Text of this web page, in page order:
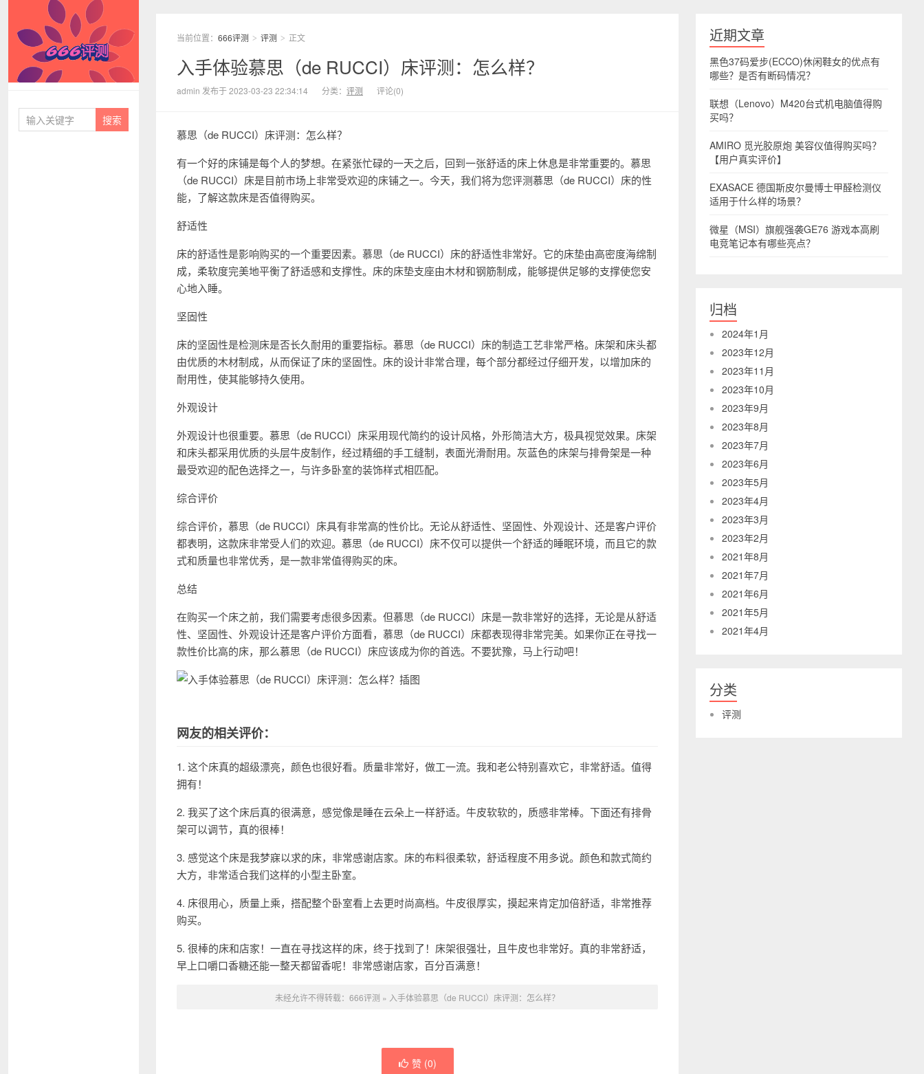
当前位置： 666评测 > 评测 > 正文
入手体验慕思（de RUCCI）床评测：怎么样？
admin 发布于 2023-03-23 22:34:14 分类： 评测 评论(0)
慕思（de RUCCI）床评测：怎么样？
有一个好的床铺是每个人的梦想。在紧张忙碌的一天之后，回到一张舒适的床上休息是非常重要的。慕思
（de RUCCI）床是目前市场上非常受欢迎的床铺之一。今天，我们将为您评测慕思（de RUCCI）床的性
能，了解这款床是否值得购买。
舒适性
床的舒适性是影响购买的一个重要因素。慕思（de RUCCI）床的舒适性非常好。它的床垫由高密度海绵制
成，柔软度完美地平衡了舒适感和支撑性。床的床垫支座由木材和钢筋制成，能够提供足够的支撑使您安
心地入睡。
坚固性
床的坚固性是检测床是否长久耐用的重要指标。慕思（de RUCCI）床的制造工艺非常严格。床架和床头都
由优质的木材制成，从而保证了床的坚固性。床的设计非常合理，每个部分都经过仔细开发，以增加床的
耐用性，使其能够持久使用。
外观设计
外观设计也很重要。慕思（de RUCCI）床采用现代简约的设计风格，外形简洁大方，极具视觉效果。床架
和床头都采用优质的头层牛皮制作，经过精细的手工缝制，表面光滑耐用。灰蓝色的床架与排骨架是一种
最受欢迎的配色选择之一，与许多卧室的装饰样式相匹配。
综合评价
综合评价，慕思（de RUCCI）床具有非常高的性价比。无论从舒适性、坚固性、外观设计、还是客户评价
都表明，这款床非常受人们的欢迎。慕思（de RUCCI）床不仅可以提供一个舒适的睡眠环境，而且它的款
式和质量也非常优秀，是一款非常值得购买的床。
总结
在购买一个床之前，我们需要考虑很多因素。但慕思（de RUCCI）床是一款非常好的选择，无论是从舒适
性、坚固性、外观设计还是客户评价方面看，慕思（de RUCCI）床都表现得非常完美。如果你正在寻找一
款性价比高的床，那么慕思（de RUCCI）床应该成为你的首选。不要犹豫，马上行动吧！
网友的相关评价：
1. 这个床真的超级漂亮，颜色也很好看。质量非常好，做工一流。我和老公特别喜欢它，非常舒适。值得
拥有！
2. 我买了这个床后真的很满意，感觉像是睡在云朵上一样舒适。牛皮软软的，质感非常棒。下面还有排骨
架可以调节，真的很棒！
3. 感觉这个床是我梦寐以求的床，非常感谢店家。床的布料很柔软，舒适程度不用多说。颜色和款式简约
大方，非常适合我们这样的小型主卧室。
4. 床很用心，质量上乘，搭配整个卧室看上去更时尚高档。牛皮很厚实，摸起来肯定加倍舒适，非常推荐
购买。
5. 很棒的床和店家！一直在寻找这样的床，终于找到了！床架很强壮，且牛皮也非常好。真的非常舒适，
早上口嚼口香糖还能一整天都留香呢！非常感谢店家，百分百满意！
未经允许不得转载： 666评测 » 入手体验慕思（de RUCCI）床评测：怎么样？
赞 (0)
近期文章
黑色37码爱步(ECCO)休闲鞋女的优点有
哪些？是否有断码情况？
联想（Lenovo）M420台式机电脑值得购
买吗？
AMIRO 觅光胶原炮 美容仪值得购买吗？
【用户真实评价】
EXASACE 德国斯皮尔曼博士甲醛检测仪
适用于什么样的场景？
微星（MSI）旗舰强袭GE76 游戏本高刷
电竞笔记本有哪些亮点？
归档
2024年1月
2023年12月
2023年11月
2023年10月
2023年9月
2023年8月
2023年7月
2023年6月
2023年5月
2023年4月
2023年3月
2023年2月
2021年8月
2021年7月
2021年6月
2021年5月
2021年4月
分类
评测